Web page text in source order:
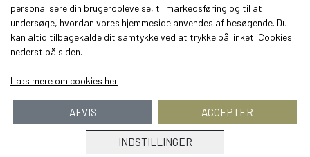
Modtag vores nyhedsbrev via e-mail
personalisere din brugeroplevelse, til markedsføring og til at
undersøge, hvordan vores hjemmeside anvendes af besøgende. Du
kan altid tilbagekalde dit samtykke ved at trykke på linket 'Cookies'
nederst på siden.
Læs mere om cookies her
INDSTILLINGER
AFVIS ACCEPTER